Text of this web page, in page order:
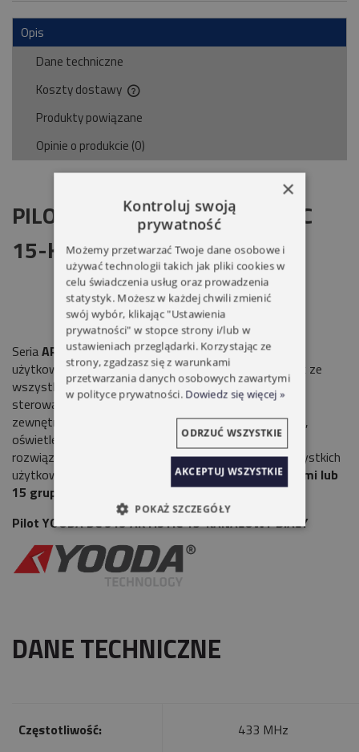
Opis
Dane techniczne
Koszty dostawy
Cena nie zawiera ewentualnych kosztów płatności
Produkty powiązane
Opinie o produkcie (0)
PILOT YOODA DC 313 ARTISTIC
15-KANAŁOWY BIAŁY
SeriaARTISTICto awangardowy design, komfort
użytkowania oraz estetyka w jednym. Kompatybilność ze
wszystkimi urządzeniami naszych marek umożliwia
sterowanie zarówno roletami wewnętrznymi jak i
zewnętrznymi, a także firanami, zasłonami, markizami,
oświetleniem itd. Nowoczesny Desingi nowatorskie
rozwiązania zapewniają Komfortowy produkt dla wszystkich
użytkowników w twoim domu. Sterowanie15 kanałami lub
15 grupami rolet.
Pilot YOODA DC 313 ARTISTIC 15-KANAŁOWY BIAŁY
DANE TECHNICZNE
Częstotliwość: 433 MHz
×
Kontroluj swoją
prywatność
Możemy przetwarzać Twoje dane osobowe i
używać technologii takich jak pliki cookies w
celu świadczenia usług oraz prowadzenia
statystyk. Możesz w każdej chwili zmienić
swój wybór, klikając "Ustawienia
prywatności" w stopce strony i/lub w
ustawieniach przeglądarki. Korzystając ze
strony, zgadzasz się z warunkami
przetwarzania danych osobowych zawartymi
w polityce prywatności. Dowiedz się więcej »
AKCEPTUJ WSZYSTKIE
ODRZUĆ WSZYSTKIE
POKAŻ SZCZEGÓŁY